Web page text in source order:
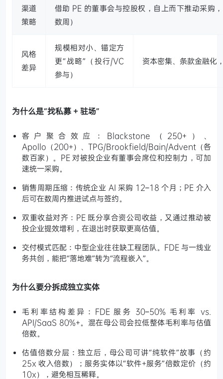
渠道
策略
借助 PE 的董事会与控股权，自上而下推动采购
数周）
风格
差异
规模相对小、锚定方
更“战略”（投行/VC
参与）
资本密集、条款金融化
为什么是“找私募 + 驻场”
客户聚合效应：Blackstone（250+）、
Apollo（200+）、TPG/Brookfield/Bain/Advent（各
数百家）。PE 对被投企业有董事会席位和控制力，可加
速统一采购。
销售周期压缩：传统企业 AI 采购 12–18 个月；PE 介入
后可在数周内推进试点与签约。
双重收益对齐：PE 既分享合资公司收益，又通过推动被
投企业提效增利，在退出时获取更高估值。
交付模式匹配：中型企业往往缺工程团队。FDE 与一线业
务共创，能把“落地难”转为“流程嵌入”。
为什么要分拆成独立实体
毛利率结构差异：FDE 服务 30–50% 毛利率 vs.
API/SaaS 80%+。混在母公司会拉低整体毛利率与估值
倍数。
估值倍数分层：独立后，母公司可讲“纯软件”故事（约
25x 收入倍数）；服务实体以“软件+服务”倍数定价（约
10x），避免相互稀释。